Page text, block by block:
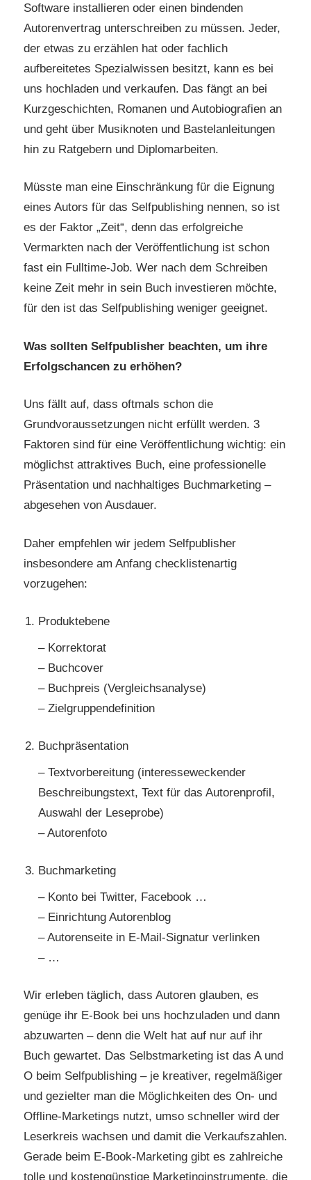
Software installieren oder einen bindenden
Autorenvertrag unterschreiben zu müssen. Jeder,
der etwas zu erzählen hat oder fachlich
aufbereitetes Spezialwissen besitzt, kann es bei
uns hochladen und verkaufen. Das fängt an bei
Kurzgeschichten, Romanen und Autobiografien an
und geht über Musiknoten und Bastelanleitungen
hin zu Ratgebern und Diplomarbeiten.
Müsste man eine Einschränkung für die Eignung
eines Autors für das Selfpublishing nennen, so ist
es der Faktor „Zeit“, denn das erfolgreiche
Vermarkten nach der Veröffentlichung ist schon
fast ein Fulltime-Job. Wer nach dem Schreiben
keine Zeit mehr in sein Buch investieren möchte,
für den ist das Selfpublishing weniger geeignet.
Was sollten Selfpublisher beachten, um ihre
Erfolgschancen zu erhöhen?
Uns fällt auf, dass oftmals schon die
Grundvoraussetzungen nicht erfüllt werden. 3
Faktoren sind für eine Veröffentlichung wichtig: ein
möglichst attraktives Buch, eine professionelle
Präsentation und nachhaltiges Buchmarketing –
abgesehen von Ausdauer.
Daher empfehlen wir jedem Selfpublisher
insbesondere am Anfang checklistenartig
vorzugehen:
Produktebene
– Korrektorat
– Buchcover
– Buchpreis (Vergleichsanalyse)
– Zielgruppendefinition
Buchpräsentation
– Textvorbereitung (interesseweckender
Beschreibungstext, Text für das Autorenprofil,
Auswahl der Leseprobe)
– Autorenfoto
Buchmarketing
– Konto bei Twitter, Facebook …
– Einrichtung Autorenblog
– Autorenseite in E-Mail-Signatur verlinken
– …
Wir erleben täglich, dass Autoren glauben, es
genüge ihr E-Book bei uns hochzuladen und dann
abzuwarten – denn die Welt hat auf nur auf ihr
Buch gewartet. Das Selbstmarketing ist das A und
O beim Selfpublishing – je kreativer, regelmäßiger
und gezielter man die Möglichkeiten des On- und
Offline-Marketings nutzt, umso schneller wird der
Leserkreis wachsen und damit die Verkaufszahlen.
Gerade beim E-Book-Marketing gibt es zahlreiche
tolle und kostengünstige Marketinginstrumente, die